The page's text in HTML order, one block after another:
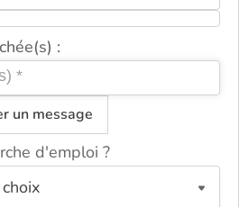
:
un message
d'emploi ?
ou